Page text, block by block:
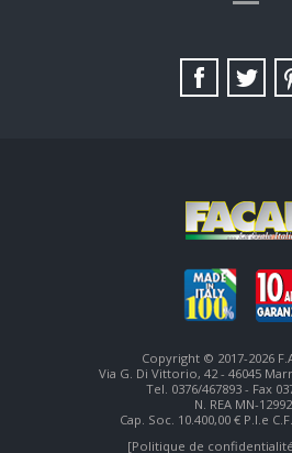
SITE MAP
Copyright © 2017-2026
Via G. Di Vittorio, 42 - 46045
Tel. 0376/467893 - Fax
N. REA MN-
Cap. Soc. 10.400,00 € P.I.e
[Politique de